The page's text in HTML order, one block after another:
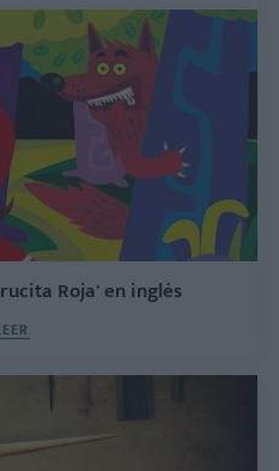
Roja' en inglés